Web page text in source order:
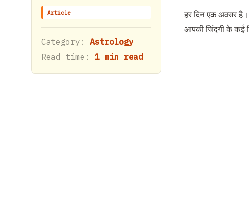
Article
Category: Astrology
Read time: 1 min read
हर दिन एक अवसर
आपकी जिंदगी के कई